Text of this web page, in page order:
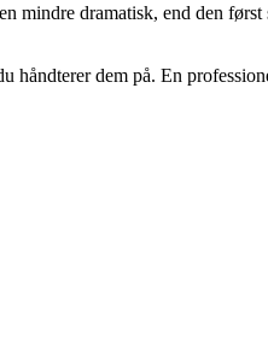
dramatisk, end den
dem på. En